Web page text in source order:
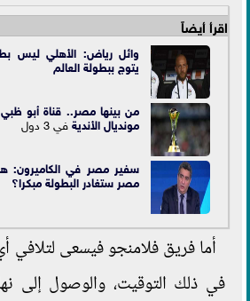
اقرأ أيضاً
وائل رياض: الأهلي ليس
يتوج ببطولة العالم
من بينها مصر.. قناة أبو
مونديال الأنديةفي 3 دول
سفير مصر في الكاميرون:
مصر ستغادر البطولة مبكرا؟
أما فريق فلامنجو فيسعى لتلافي
في ذلك التوقيت، والوصول إلى